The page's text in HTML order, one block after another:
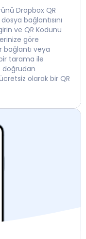
Dropbox QR
bağlantısını
ve QR Kodunu
göre
bağlantı veya
tarama ile
doğrudan
olarak bir QR